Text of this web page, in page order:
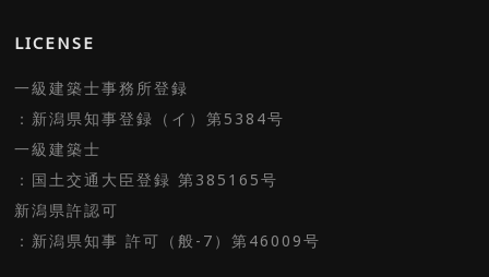
LICENSE
一級建築士事務所登録
：新潟県知事登録（イ）第5384号
一級建築士
：国土交通大臣登録 第385165号
新潟県許認可
：新潟県知事 許可（般-7）第46009号